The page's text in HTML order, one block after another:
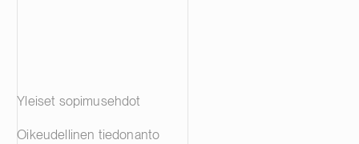
Yleiset sopimusehdot
Oikeudellinen tiedonanto